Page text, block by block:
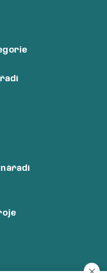
nářadí